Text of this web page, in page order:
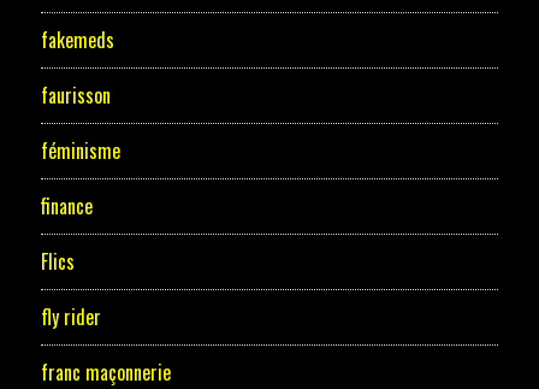
fakemeds
faurisson
féminisme
finance
Flics
fly rider
franc maçonnerie